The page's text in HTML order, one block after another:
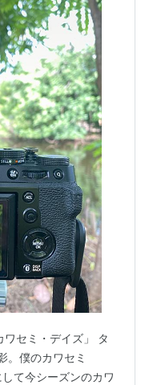
セミ・デイズ」 タ
。僕のカワセミ
て今シーズンのカワ